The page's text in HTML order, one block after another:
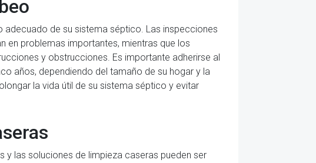
de su sistema séptico. Las inspecciones
en problemas importantes, mientras que los
y obstrucciones. Es importante adherirse al
años, dependiendo del tamaño de su hogar y la
la vida útil de su sistema séptico y evitar
y las soluciones de limpieza caseras pueden ser